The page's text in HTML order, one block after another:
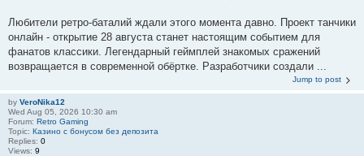
Любители ретро-баталий ждали этого момента давно. Проект танчики
онлайн - открытие 28 августа станет настоящим событием для
фанатов классики. Легендарный геймплей знакомых сражений
возвращается в современной обёртке. Разработчики создали ...
Jump to post
by VeroNika12
Wed Aug 05, 2026 10:30 am
Forum: Retro Gaming
Topic: Казино с бонусом без депозита
Replies: 0
Views: 9